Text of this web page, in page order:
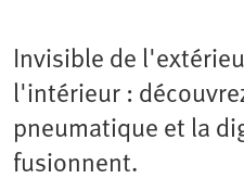
Invisible de
l'intérieur :
pneumatique et la
fusionnent.